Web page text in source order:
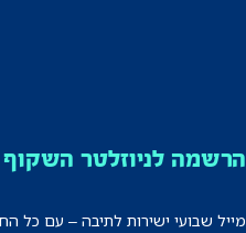
הרשמה לניוזלטר השקוף
מייל שבועי ישירות לתיבה – עם כל